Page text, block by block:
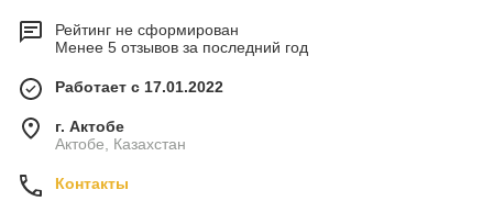
Рейтинг не сформирован
Менее 5 отзывов за последний год
Работает с 17.01.2022
г. Актобе
Актобе, Казахстан
Контакты